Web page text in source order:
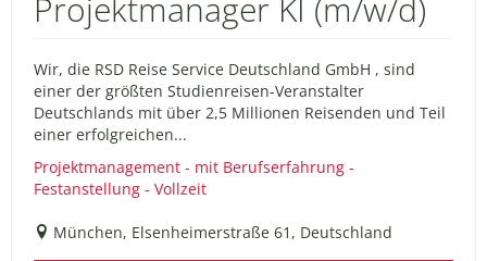
Wir, die RSD Reise Service Deutschland GmbH , sind
einer der größten Studienreisen-Veranstalter
Deutschlands mit über 2,5 Millionen Reisenden und Teil
einer erfolgreichen...
Projektmanagement - mit Berufserfahrung -
Festanstellung - Vollzeit
München, Elsenheimerstraße 61, Deutschland